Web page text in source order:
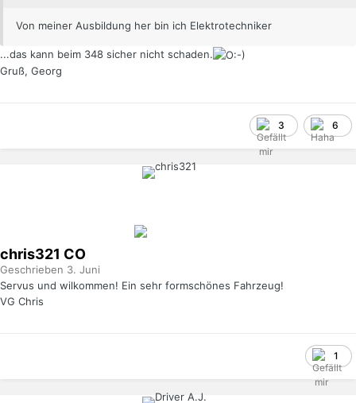
Von meiner Ausbildung her bin ich Elektrotechniker
...das kann beim 348 sicher nicht schaden.
Gruß, Georg
3 6
chris321 CO
Geschrieben 3. Juni
Servus und wilkommen! Ein sehr formschönes Fahrzeug!
VG Chris
1